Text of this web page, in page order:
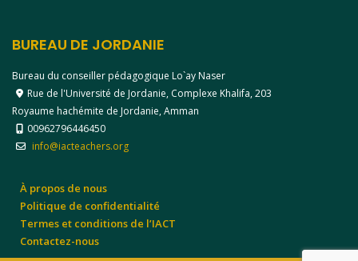
BUREAU DE JORDANIE
Bureau du conseiller pédagogique Lo`ay Naser
Rue de l'Université de Jordanie, Complexe Khalifa, 203
Royaume hachémite de Jordanie, Amman
00962796446450
info@iacteachers.org
À propos de nous
Politique de confidentialité
Termes et conditions de l’IACT
Contactez-nous